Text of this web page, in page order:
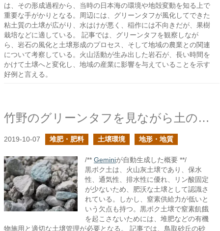
は、その形成過程から、当時の日本海の環境や地殻変動を知る上で
重要な手がかりとなる。周辺には、グリーンタフが風化してできた
粘土質の土壌が広がり、水はけが悪く、稲作には不向きだが、果樹
栽培などに適している。 記事では、グリーンタフを観察しなが
ら、岩石の風化と土壌形成のプロセス、そして地域の農業との関連
について考察している。火山活動が生み出した岩石が、長い時間を
かけて土壌へと変化し、地域の産業に影響を与えていることを示す
好例と言える。
竹野のグリーンタフを見ながら土の形成に思いを馳せる
2019-10-07 堆肥・肥料 土壌環境 地形・地質
/** Geminiが自動生成した概要 **/
黒ボク土は、火山灰土壌であり、保水
性、通気性、排水性に優れ、リン酸固定
が少ないため、肥沃な土壌として認識さ
れている。しかし、窒素供給力が低いと
いう欠点も持つ。黒ボク土壌で窒素飢餓
を起こさないためには、堆肥などの有機
物施用と適切な土壌管理が必要となる。 記事では、鳥取砂丘の砂